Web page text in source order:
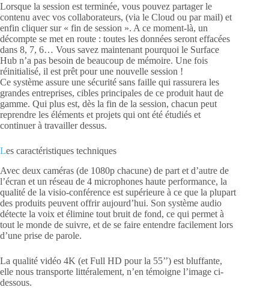
Lorsque la session est terminée, vous pouvez partager le
contenu avec vos collaborateurs, (via le Cloud ou par mail) et
enfin cliquer sur « fin de session ». A ce moment-là, un
décompte se met en route : toutes les données seront effacées
dans 8, 7, 6… Vous savez maintenant pourquoi le Surface
Hub n’a pas besoin de beaucoup de mémoire. Une fois
réinitialisé, il est prêt pour une nouvelle session !
Ce système assure une sécurité sans faille qui rassurera les
grandes entreprises, cibles principales de ce produit haut de
gamme. Qui plus est, dès la fin de la session, chacun peut
reprendre les éléments et projets qui ont été étudiés et
continuer à travailler dessus.
Les caractéristiques techniques
Avec deux caméras (de 1080p chacune) de part et d’autre de
l’écran et un réseau de 4 microphones haute performance, la
qualité de la visio-conférence est supérieure à ce que la plupart
des produits peuvent offrir aujourd’hui. Son système audio
détecte la voix et élimine tout bruit de fond, ce qui permet à
tout le monde de suivre, et de se faire entendre facilement lors
d’une prise de parole.
La qualité vidéo 4K (et Full HD pour la 55’’) est bluffante,
elle nous transporte littéralement, n’en témoigne l’image ci-
dessous.